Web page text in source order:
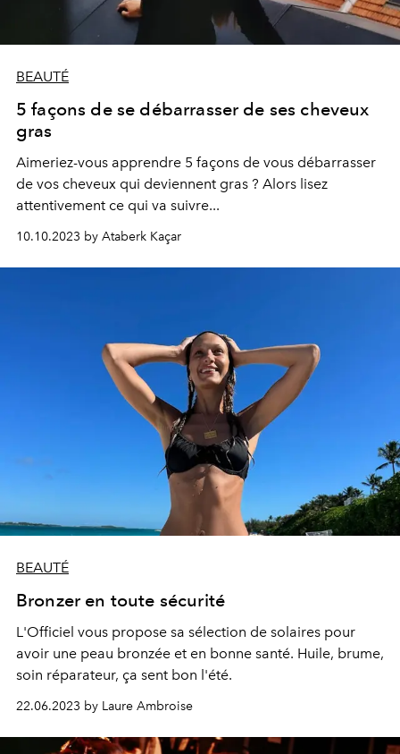
BEAUTÉ
5 façons de se débarrasser de ses cheveux
gras
Aimeriez-vous apprendre 5 façons de vous débarrasser
de vos cheveux qui deviennent gras ? Alors lisez
attentivement ce qui va suivre...
10.10.2023 by Ataberk Kaçar
BEAUTÉ
Bronzer en toute sécurité
L'Officiel vous propose sa sélection de solaires pour
avoir une peau bronzée et en bonne santé. Huile, brume,
soin réparateur, ça sent bon l'été.
22.06.2023 by Laure Ambroise